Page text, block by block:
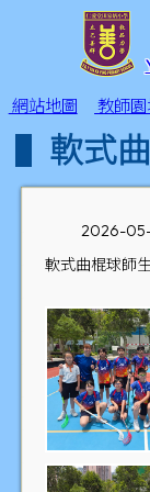
網站地圖 教師
軟式
2026-
軟式曲棍球師